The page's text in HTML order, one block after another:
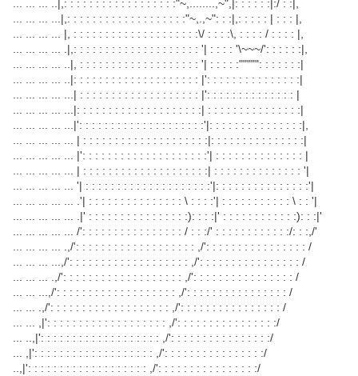
... ... ... ..|,: : : : : : : : : : : : : : : : : :"~,........,~",|: : : : : :|:/ : :|,
... ... ... ...|,: : : : : : : : : : : : : : : : : : :"~,.,~": : :|,: : : : : | : : : |,
... ... ... ... |, : : : : : : : : : : : : : : : : : : : :\/ : : : :\, : : : : / : : : : |,
... ... ... ... .|,: : : : : : : : : : : : : : : : : : : : '| : : : : '\~~~/': : : : : :|,
... ... ... ... ..|, : : : : : : : : : : : : : : : : : : : '| : : : : :""""": : : : : : :|
... ... ... ... ..|: : : : : : : : : : : : : : : : : : : : |': : : : : : : : : : : : : : :|
... ... ... ... ...| : : : : : : : : : : : : : : : : : : : |': : : : : : : : : : : : : : |
... ... ... ... ...|: : : : : : : : : : : : : : : : : : : :| : : : : : : : : : : : : : : :|
... ... ... ... ...|': : : : : : : : : : : : : : : : : : : :'|: : : : : : : : : : : : : : :|,
... ... ... ... ... | : : : : : : : : : : : : : : : : : : : :|: : : : : : : : : : : : : : :|
... ... ... ... ... |': : : : : : : : : : : : : : : : : : : :'| : : : : : : : : : : : : : : |
... ... ... ... ... | : : : : : : : : : : : : : : : : : : : :| : : : : : : : : : : : : : : '|
... ... ... ... ... '| : : : : : : : : : : : : : : : : : : : :'|: : : : : : : : : : : : : : :'|
... ... ... ... ... .'| : : : : : : : : : : : : : : : \ : : : :'| : : : : : : : : : : : \ : : '|
... ... ... ... ... .|' : : : : : : : : : : : : : : : :): : : :|' : : : : : : : : : : : :): : :|'
... ... ... ... ... /': : : : : : : : : : : : : : : : / : : :/' : : : : : : : : : : : :/: : :,/'
... ... ... ... .,/': : : : : : : : : : : : : : : : : : : ,/': : : : : : : : : : : : : : : : /
... ... ... ...,/': : : : : : : : : : : : : : : : : : : ,/': : : : : : : : : : : : : : : : /
... ... ... .,/': : : : : : : : : : : : : : : : : : : ,/': : : : : : : : : : : : : : : : /
... ... ...,/': : : : : : : : : : : : : : : : : : : ,/': : : : : : : : : : : : : : : : /
... ... .,/': : : : : : : : : : : : : : : : : : : ,/': : : : : : : : : : : : : : : : /
... ... ,|': : : : : : : : : : : : : : : : : : : ,/': : : : : : : : : : : : : : : :/
... ..,|': : : : : : : : : : : : : : : : : : : ,/': : : : : : : : : : : : : : : :/
... ,|': : : : : : : : : : : : : : : : : : : ,/': : : : : : : : : : : : : : : :/
..,|': : : : : : : : : : : : : : : : : : : ,/': : : : : : : : : : : : : : : :/